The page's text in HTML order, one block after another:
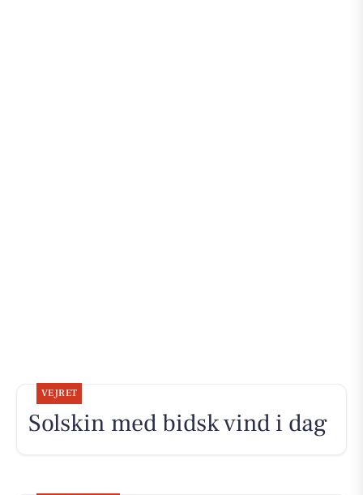
VEJRET
Solskin med bidsk vind i dag